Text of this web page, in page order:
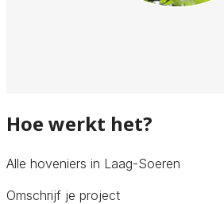
Hoe werkt het?
Alle hoveniers in Laag-Soeren
Omschrijf je project